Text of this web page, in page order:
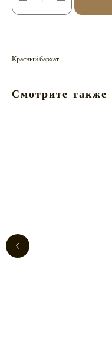
Красный бархат
Смотрите также